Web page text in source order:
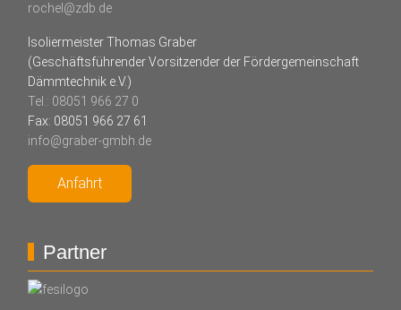
rochel@zdb.de
Isoliermeister Thomas Graber
(Geschäftsführender Vorsitzender der Fördergemeinschaft
Dämmtechnik e.V.)
Tel.: 08051 966 27 0
Fax: 08051 966 27 61
info@graber-gmbh.de
Anfahrt
Partner